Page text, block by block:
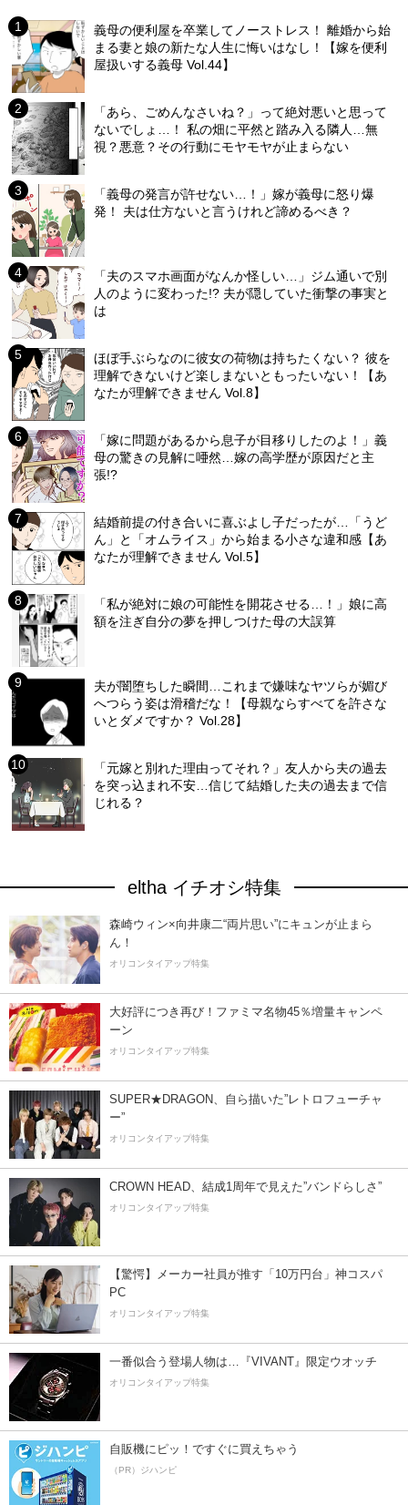
義母の便利屋を卒業してノーストレス！ 離婚から始
まる妻と娘の新たな人生に悔いはなし！【嫁を便利
屋扱いする義母 Vol.44】
「あら、ごめんなさいね？」って絶対悪いと思って
ないでしょ…！ 私の畑に平然と踏み入る隣人…無
視？悪意？その行動にモヤモヤが止まらない
「義母の発言が許せない…！」嫁が義母に怒り爆
発！ 夫は仕方ないと言うけれど諦めるべき？
「夫のスマホ画面がなんか怪しい…」ジム通いで別
人のように変わった!? 夫が隠していた衝撃の事実と
は
ほぼ手ぶらなのに彼女の荷物は持ちたくない？ 彼を
理解できないけど楽しまないともったいない！【あ
なたが理解できません Vol.8】
「嫁に問題があるから息子が目移りしたのよ！」義
母の驚きの見解に唖然…嫁の高学歴が原因だと主
張!?
結婚前提の付き合いに喜ぶよし子だったが…「うど
ん」と「オムライス」から始まる小さな違和感【あ
なたが理解できません Vol.5】
「私が絶対に娘の可能性を開花させる…！」娘に高
額を注ぎ自分の夢を押しつけた母の大誤算
夫が闇堕ちした瞬間…これまで嫌味なヤツらが媚び
へつらう姿は滑稽だな！【母親ならすべてを許さな
いとダメですか？ Vol.28】
「元嫁と別れた理由ってそれ？」友人から夫の過去
を突っ込まれ不安…信じて結婚した夫の過去まで信
じれる？
eltha イチオシ特集
森崎ウィン×向井康二“両片思い”にキュンが止まら
ん！
オリコンタイアップ特集
大好評につき再び！ファミマ名物45％増量キャンペ
ーン
オリコンタイアップ特集
SUPER★DRAGON、自ら描いた”レトロフューチャ
ー”
オリコンタイアップ特集
CROWN HEAD、結成1周年で見えた”バンドらしさ”
オリコンタイアップ特集
【驚愕】メーカー社員が推す「10万円台」神コスパ
PC
オリコンタイアップ特集
一番似合う登場人物は…『VIVANT』限定ウオッチ
オリコンタイアップ特集
自販機にピッ！ですぐに買えちゃう
（PR）ジハンピ